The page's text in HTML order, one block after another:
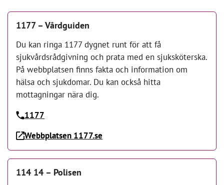
1177 – Vårdguiden
Du kan ringa 1177 dygnet runt för att få
sjukvårdsrådgivning och prata med en sjuksköterska.
På webbplatsen finns fakta och information om
hälsa och sjukdomar. Du kan också hitta
mottagningar nära dig.
1177
Webbplatsen 1177.se
114 14 – Polisen